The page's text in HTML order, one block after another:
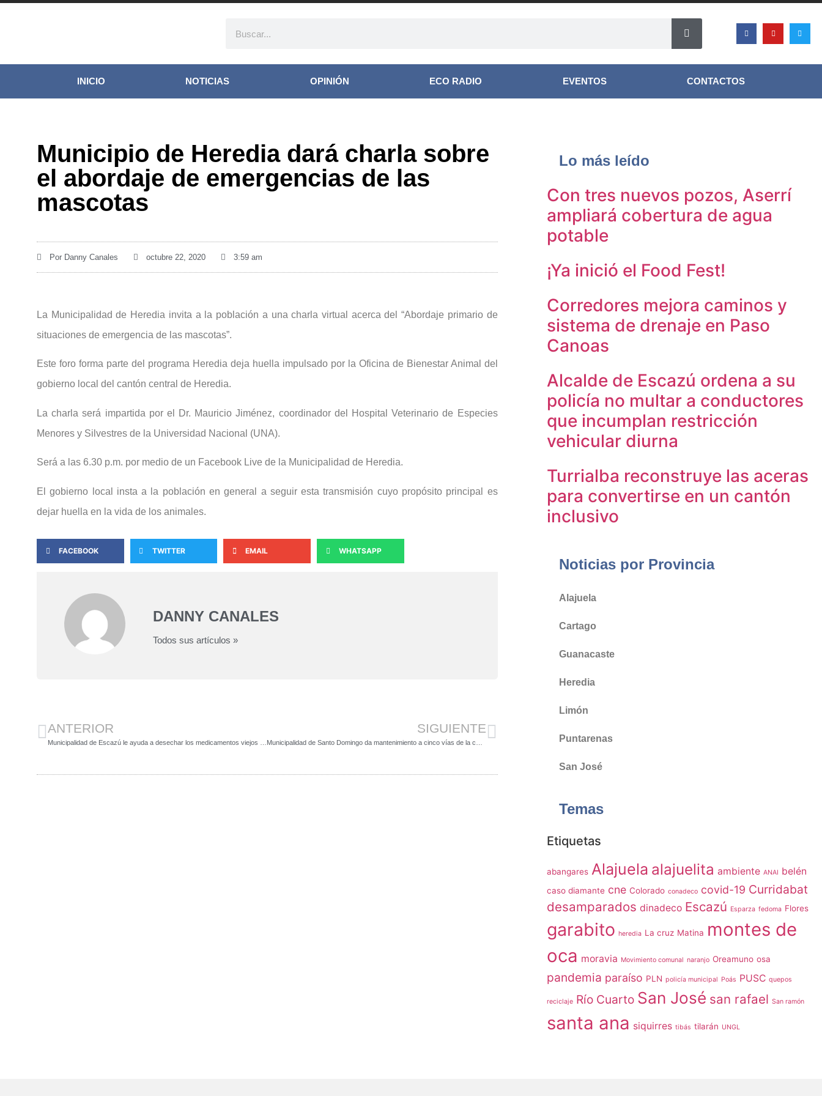
INICIO NOTICIAS OPINIÓN ECO RADIO EVENTOS CONTACTOS
Municipio de Heredia dará charla sobre
el abordaje de emergencias de las
mascotas
Por Danny Canales octubre 22, 2020 3:59 am
La Municipalidad de Heredia invita a la población a una charla virtual acerca del “Abordaje primario de
situaciones de emergencia de las mascotas”.
Este foro forma parte del programa Heredia deja huella impulsado por la Oficina de Bienestar Animal del
gobierno local del cantón central de Heredia.
La charla será impartida por el Dr. Mauricio Jiménez, coordinador del Hospital Veterinario de Especies
Menores y Silvestres de la Universidad Nacional (UNA).
Será a las 6.30 p.m. por medio de un Facebook Live de la Municipalidad de Heredia.
El gobierno local insta a la población en general a seguir esta transmisión cuyo propósito principal es
dejar huella en la vida de los animales.
FACEBOOK TWITTER EMAIL WHATSAPP
DANNY CANALES
Todos sus artículos »
ANTERIOR SIGUIENTE
Lo más leído
Con tres nuevos pozos, Aserrí
ampliará cobertura de agua
potable
¡Ya inició el Food Fest!
Corredores mejora caminos y
sistema de drenaje en Paso
Canoas
Alcalde de Escazú ordena a su
policía no multar a conductores
que incumplan restricción
vehicular diurna
Turrialba reconstruye las aceras
para convertirse en un cantón
inclusivo
Noticias por Provincia
Alajuela
Cartago
Guanacaste
Heredia
Limón
Puntarenas
San José
Temas
Etiquetas
abangares Alajuela alajuelita ambiente ANAI belén
caso diamante cne Colorado conadeco covid-19 Curridabat
desamparados dinadeco Escazú Esparza fedoma Flores
garabito heredia La cruz Matina montes de
oca moravia Movimiento comunal naranjo Oreamuno osa
pandemia paraíso PLN policía municipal Poás PUSC quepos
reciclaje Río Cuarto San José san rafael San ramón
santa ana siquirres tibás tilarán UNGL